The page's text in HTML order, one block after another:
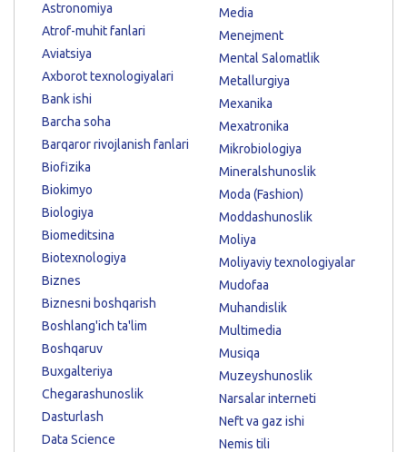
Astronomiya
Atrof-muhit fanlari
Aviatsiya
Axborot texnologiyalari
Bank ishi
Barcha soha
Barqaror rivojlanish fanlari
Biofizika
Biokimyo
Biologiya
Biomeditsina
Biotexnologiya
Biznes
Biznesni boshqarish
Boshlang'ich ta'lim
Boshqaruv
Buxgalteriya
Chegarashunoslik
Dasturlash
Data Science
Media
Menejment
Mental Salomatlik
Metallurgiya
Mexanika
Mexatronika
Mikrobiologiya
Mineralshunoslik
Moda (Fashion)
Moddashunoslik
Moliya
Moliyaviy texnologiyalar
Mudofaa
Muhandislik
Multimedia
Musiqa
Muzeyshunoslik
Narsalar interneti
Neft va gaz ishi
Nemis tili